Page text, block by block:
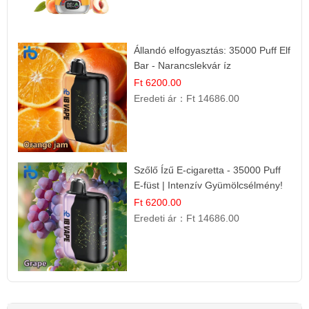
Állandó elfogyasztás: 35000 Puff Elf
Bar - Narancslekvár íz
Ft 6200.00
Eredeti ár： Ft 14686.00
Szőlő Ízű E-cigaretta - 35000 Puff
E-füst | Intenzív Gyümölcsélmény!
Ft 6200.00
Eredeti ár： Ft 14686.00